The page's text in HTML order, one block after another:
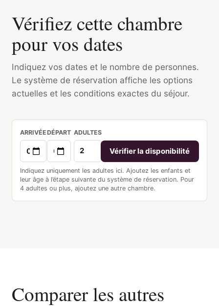
Vérifiez cette chambre
pour vos dates
Indiquez vos dates et le nombre de personnes.
Le système de réservation affiche les options
actuelles et les conditions exactes du séjour.
ARRIVÉEDÉPART ADULTES
Vérifier la disponibilité
Indiquez uniquement les adultes ici. Ajoutez les enfants et
leur âge à l’étape suivante du système de réservation. Pour
4 adultes ou plus, ajoutez une autre chambre.
Comparer les autres